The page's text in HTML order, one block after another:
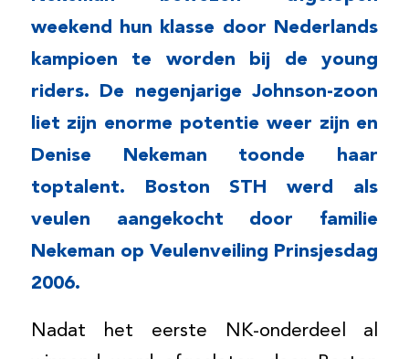
weekend hun klasse door Nederlands
kampioen te worden bij de young
riders. De negenjarige Johnson-zoon
liet zijn enorme potentie weer zijn en
Denise Nekeman toonde haar
toptalent. Boston STH werd als
veulen aangekocht door familie
Nekeman op Veulenveiling Prinsjesdag
2006.
Nadat het eerste NK-onderdeel al